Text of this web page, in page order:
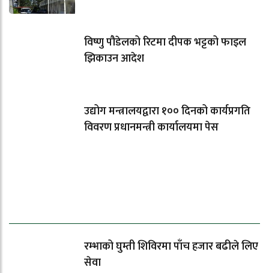
विष्णु पौडेलको रिटमा दीपक भट्टको फाइल
झिकाउन आदेश
उद्योग मन्त्रालयद्वारा १०० दिनको कार्यप्रगति
विवरण प्रधानमन्त्री कार्यालयमा पेस
रम्भाको घुम्ती शिविरमा पाँच हजार बढीले लिए
सेवा